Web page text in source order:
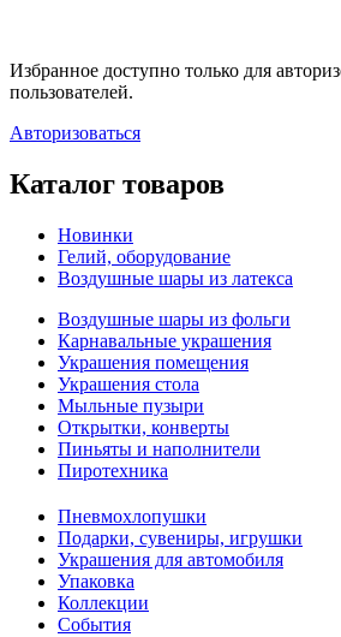
Избранное доступно только для
пользователей.
Авторизоваться
Каталог товаров
Новинки
Гелий, оборудование
Воздушные шары из латекса
Воздушные шары из фольги
Карнавальные украшения
Украшения помещения
Украшения стола
Мыльные пузыри
Открытки, конверты
Пиньяты и наполнители
Пиротехника
Пневмохлопушки
Подарки, сувениры, игрушки
Украшения для автомобиля
Упаковка
Коллекции
События